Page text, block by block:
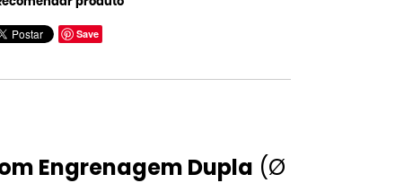
Save
Engrenagem Dupla (Ø